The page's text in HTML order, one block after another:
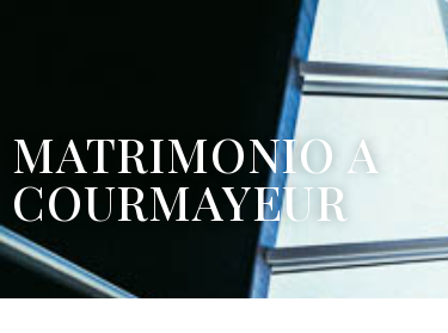
MATRIMONIO A
COURMAYEUR